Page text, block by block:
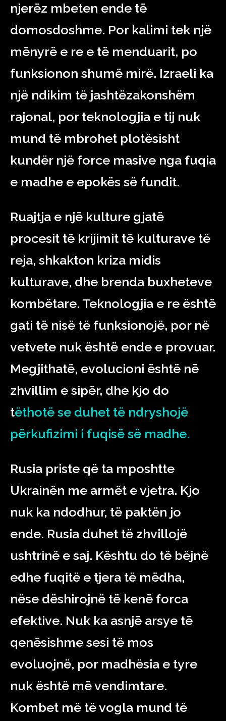
njerëz mbeten ende të
domosdoshme. Por kalimi tek një
mënyrë e re e të menduarit, po
funksionon shumë mirë. Izraeli ka
një ndikim të jashtëzakonshëm
rajonal, por teknologjia e tij nuk
mund të mbrohet plotësisht
kundër një force masive nga fuqia
e madhe e epokës së fundit.
Ruajtja e një kulture gjatë
procesit të krijimit të kulturave të
reja, shkakton kriza midis
kulturave, dhe brenda buxheteve
kombëtare. Teknologjia e re është
gati të nisë të funksionojë, por në
vetvete nuk është ende e provuar.
Megjithatë, evolucioni është në
zhvillim e sipër, dhe kjo do
tëthotë se duhet të ndryshojë
përkufizimi i fuqisë së madhe.
Rusia priste që ta mposhtte
Ukrainën me armët e vjetra. Kjo
nuk ka ndodhur, të paktën jo
ende. Rusia duhet të zhvillojë
ushtrinë e saj. Kështu do të bëjnë
edhe fuqitë e tjera të mëdha,
nëse dëshirojnë të kenë forca
efektive. Nuk ka asnjë arsye të
qenësishme sesi të mos
evoluojnë, por madhësia e tyre
nuk është më vendimtare.
Kombet më të vogla mund të